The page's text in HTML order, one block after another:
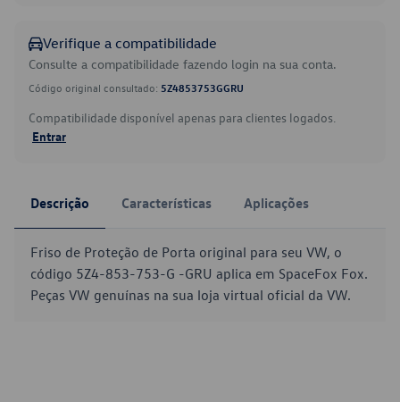
Verifique a compatibilidade
Consulte a compatibilidade fazendo login na sua conta.
Código original consultado: 5Z4853753GGRU
Compatibilidade disponível apenas para clientes logados.
Entrar
Descrição Características Aplicações
Friso de Proteção de Porta original para seu VW, o
código 5Z4-853-753-G -GRU aplica em SpaceFox Fox.
Peças VW genuínas na sua loja virtual oficial da VW.